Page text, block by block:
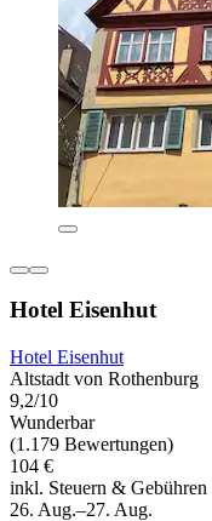
Hotel Eisenhut
Hotel Eisenhut
Altstadt von Rothenburg
9,2/10
Wunderbar
(1.179 Bewertungen)
104 €
inkl. Steuern & Gebühren
26. Aug.–27. Aug.